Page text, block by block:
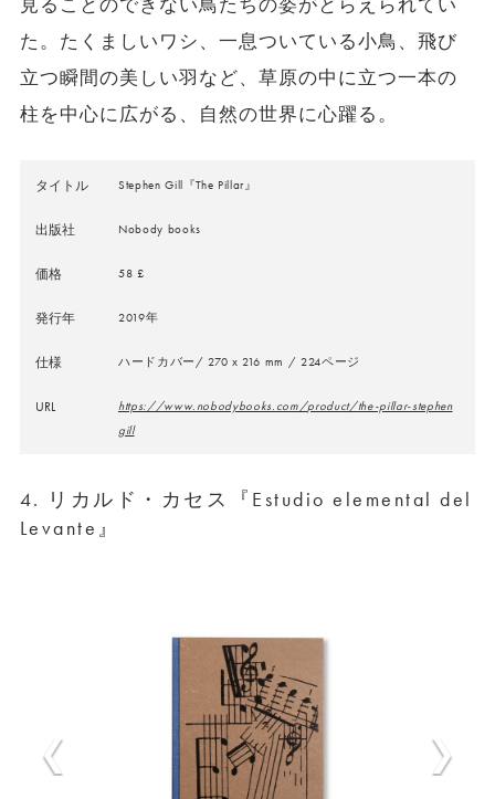
た。たくましいワシ、一息ついている小鳥、飛び
立つ瞬間の美しい羽など、草原の中に立つ一本の
柱を中心に広がる、自然の世界に心躍る。
タイトル Stephen Gill『The Pillar』
出版社 Nobody books
価格 58 £
発行年 2019年
仕様 ハードカバー/ 270 x 216 mm / 224ページ
URL
https://www.nobodybooks.com/product/the-pillar-stephen
gill
4. リカルド・カセス『Estudio elemental del
Levante』